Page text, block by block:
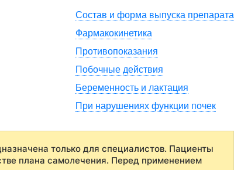
Состав и форма выпуска препарата
Фармакокинетика
Противопоказания
Побочные действия
Беременность и лактация
При нарушениях функции почек
только для специалистов. Пациенты
плана самолечения. Перед применением